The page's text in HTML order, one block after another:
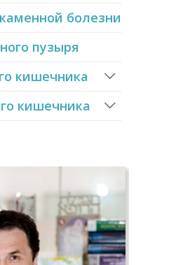
болезни
пузыря
кишечника
кишечника